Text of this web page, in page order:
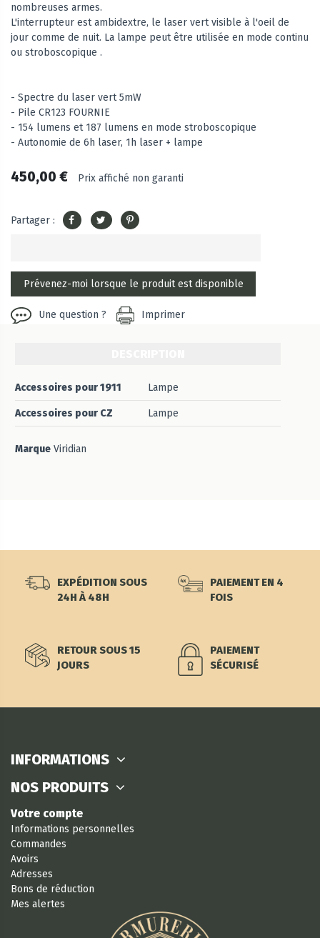
nombreuses armes.
L'interrupteur est ambidextre, le laser vert visible à l'oeil de
jour comme de nuit. La lampe peut être utilisée en mode continu
ou stroboscopique .
- Spectre du laser vert 5mW
- Pile CR123 FOURNIE
- 154 lumens et 187 lumens en mode stroboscopique
- Autonomie de 6h laser, 1h laser + lampe
450,00 € Prix affiché non garanti
Partager :
Une question ? Imprimer
Accessoires pour 1911 Lampe
Accessoires pour CZ Lampe
Marque Viridian
EXPÉDITION SOUS
24H À 48H
PAIEMENT EN 4
FOIS
RETOUR SOUS 15
JOURS
PAIEMENT
SÉCURISÉ
INFORMATIONS
NOS PRODUITS
Votre compte
Informations personnelles
Commandes
Avoirs
Adresses
Bons de réduction
Mes alertes